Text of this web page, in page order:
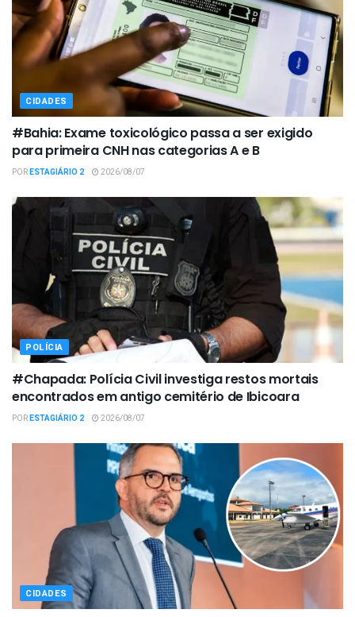
CIDADES
#Bahia: Exame toxicológico passa a ser exigido
para primeira CNH nas categorias A e B
PORESTAGIÁRIO 2 2026/08/07
POLÍCIA
#Chapada: Polícia Civil investiga restos mortais
encontrados em antigo cemitério de Ibicoara
PORESTAGIÁRIO 2 2026/08/07
CIDADES